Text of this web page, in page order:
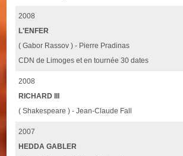
2008
L'ENFER
( Gabor Rassov ) - Pierre Pradinas
CDN de Limoges et en tournée 30 dates
2008
RICHARD III
( Shakespeare ) - Jean-Claude Fall
2007
HEDDA GABLER